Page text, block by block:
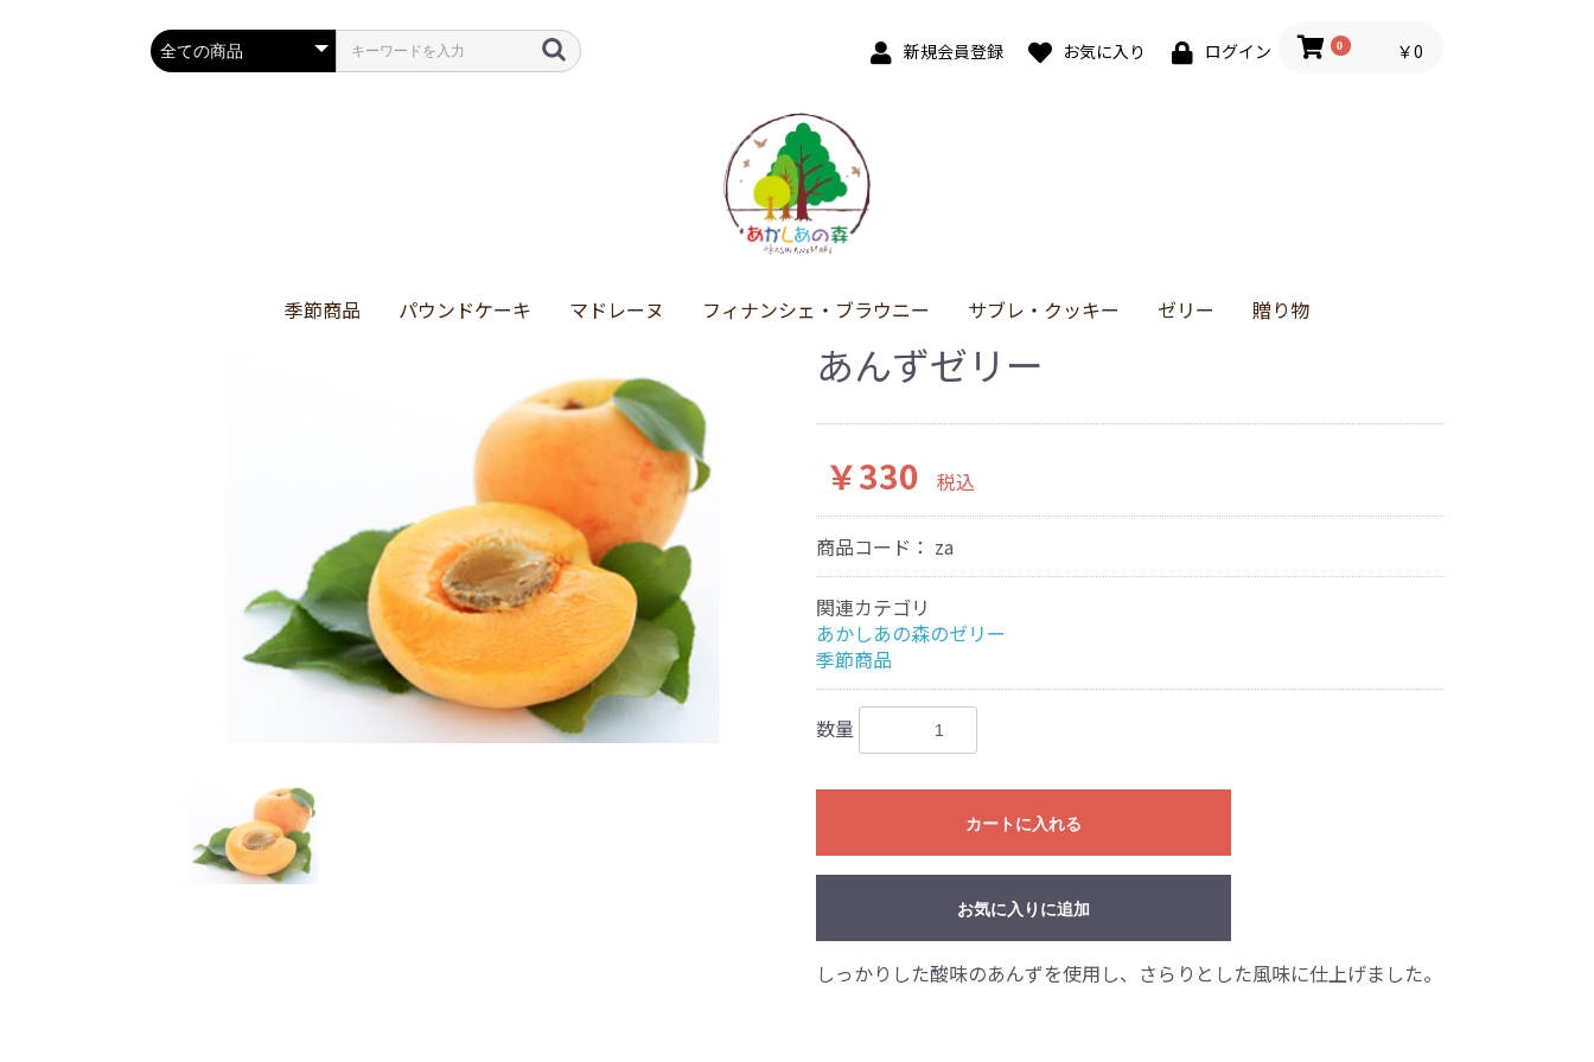
新規会員登録 お気に入り ログイン 0 ￥0
季節商品 パウンドケーキ マドレーヌ フィナンシェ・ブラウニー サブレ・クッキー ゼリー 贈り物
あんずゼリー
￥330 税込
商品コード： za
関連カテゴリ
あかしあの森のゼリー
季節商品
数量
カートに入れる
お買い物を続ける カートへ進む
お気に入りに追加
しっかりした酸味のあんずを使用し、さらりとした風味に仕上げました。